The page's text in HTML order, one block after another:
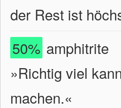
der Rest ist
50% amphitrite
»Richtig viel
machen.«